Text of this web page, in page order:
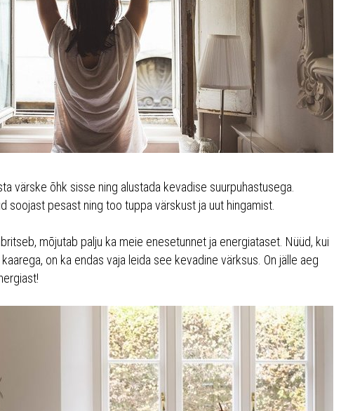
värske õhk sisse ning alustada kevadise suurpuhastusega.
soojast pesast ning too tuppa värskust ja uut hingamist.
mõjutab palju ka meie enesetunnet ja energiataset. Nüüd, kui
on ka endas vaja leida see kevadine värksus. On jälle aeg